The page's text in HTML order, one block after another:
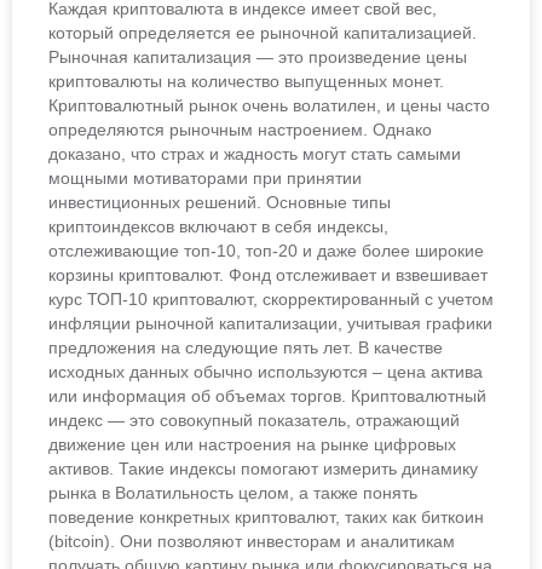
Каждая криптовалюта в индексе имеет свой вес,
который определяется ее рыночной капитализацией.
Рыночная капитализация — это произведение цены
криптовалюты на количество выпущенных монет.
Криптовалютный рынок очень волатилен, и цены часто
определяются рыночным настроением. Однако
доказано, что страх и жадность могут стать самыми
мощными мотиваторами при принятии
инвестиционных решений. Основные типы
криптоиндексов включают в себя индексы,
отслеживающие топ-10, топ-20 и даже более широкие
корзины криптовалют. Фонд отслеживает и взвешивает
курс ТОП-10 криптовалют, скорректированный с учетом
инфляции рыночной капитализации, учитывая графики
предложения на следующие пять лет. В качестве
исходных данных обычно используются – цена актива
или информация об объемах торгов. Криптовалютный
индекс — это совокупный показатель, отражающий
движение цен или настроения на рынке цифровых
активов. Такие индексы помогают измерить динамику
рынка в Волатильность целом, а также понять
поведение конкретных криптовалют, таких как биткоин
(bitcoin). Они позволяют инвесторам и аналитикам